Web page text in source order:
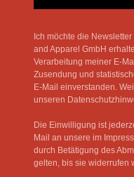
Ich möchte die
and Apparel GmbH
Verarbeitung meiner E-
Zusendung und
E-Mail einverstanden.
unseren
Die Einwilligung ist
Mail an unsere im
durch Betätigung des
gelten, bis sie widerrufen